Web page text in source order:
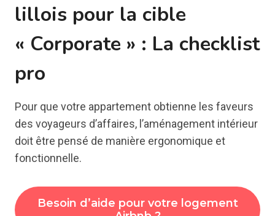
lillois pour la cible
« Corporate » : La checklist
pro
Pour que votre appartement obtienne les faveurs
des voyageurs d’affaires, l’aménagement intérieur
doit être pensé de manière ergonomique et
fonctionnelle.
Besoin d’aide pour votre logement